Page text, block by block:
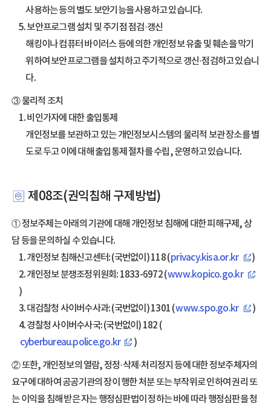
사용하는 등의 별도 보안기능을 사용하고 있습니다.
5. 보안프로그램 설치 및 주기점 점검·갱신
해킹이나 컴퓨터 바이러스 등에 의한 개인정보 유출 및 훼손을 막기
위하여 보안프로그램을 설치하고 주기적으로 갱신·점검하고 있습니
다.
③ 물리적 조치
1. 비인가자에 대한 출입통제
개인정보를 보관하고 있는 개인정보시스템의 물리적 보관 장소를 별
도로 두고 이에 대해 출입통제 절차를 수립, 운영하고 있습니다.
제08조(권익침해 구제방법)
① 정보주체는 아래의 기관에 대해 개인정보 침해에 대한 피해구제, 상
담 등을 문의하실 수 있습니다.
1. 개인정보 침해신고센터: (국번없이) 118 (privacy.kisa.or.kr
)
2. 개인정보 분쟁조정위원회: 1833-6972 (www.kopico.go.kr
)
3. 대검찰청 사이버수사과: (국번없이) 1301 (www.spo.go.kr
)
4. 경찰청 사이버수사국: (국번없이) 182 (
cyberbureau.police.go.kr
)
② 또한, 개인정보의 열람, 정정·삭제·처리정지 등에 대한 정보주체자의
요구에 대하여 공공기관의 장이 행한 처분 또는 부작위로 인하여 권리 또
는 이익을 침해 받은 자는 행정심판법이 정하는 바에 따라 행정심판을 청